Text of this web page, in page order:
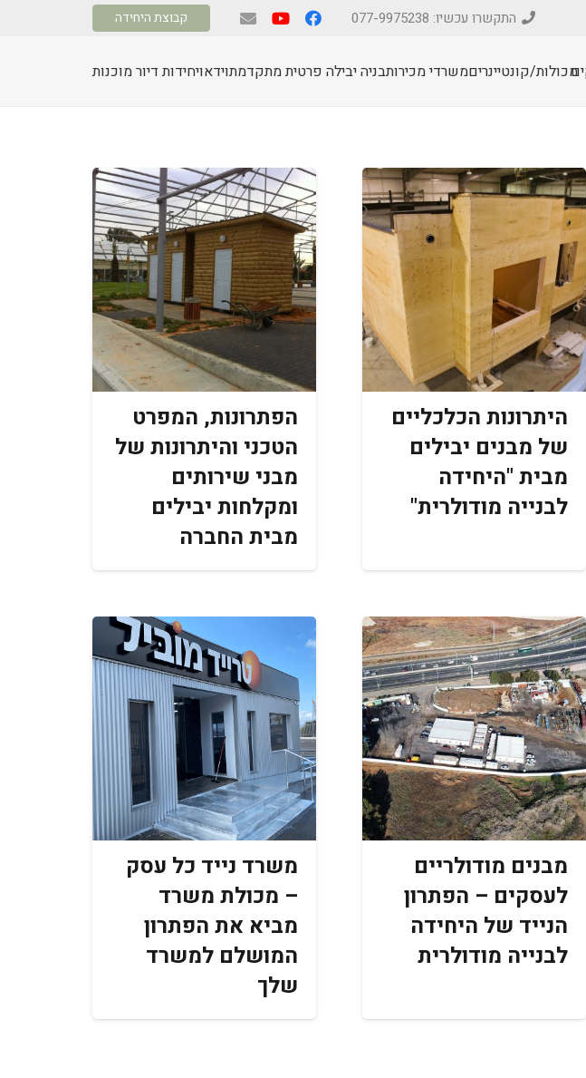
התקשרו עכשיו: 077-9975238 קבוצת היחידה
מכולות/קונטיינריםמשרדי מכירותבניה יבילה פרטית מתקדמתוידאויחידות דיור מוכנות
היתרונות הכלכליים
של מבנים יבילים
מבית "היחידה
לבנייה מודולרית"
הפתרונות, המפרט
הטכני והיתרונות של
מבני שירותים
ומקלחות יבילים
מבית החברה
מבנים מודולריים
לעסקים – הפתרון
הנייד של היחידה
לבנייה מודולרית
משרד נייד כל עסק
– מכולת משרד
מביא את הפתרון
המושלם למשרד
שלך